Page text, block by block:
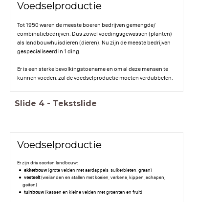
Voedselproductie
Tot 1950 waren de meeste boeren bedrijven gemengde/
combinatiebedrijven. Dus zowel voedingsgewassen (planten)
als landbouwhuisdieren (dieren). Nu zijn de meeste bedrijven
gespecialiseerd in 1 ding.
Er is een sterke bevolkingstoename en om al deze mensen te
kunnen voeden, zal de voedselproductie moeten verdubbelen.
Slide 4 - Tekstslide
Voedselproductie
Er zijn drie soorten landbouw:
akkerbouw(grote velden met aardappels, suikerbieten, graan)
veeteelt(weilanden en stallen met koeien, varkens, kippen, schapen,
geiten)
tuinbouw(kassen en kleine velden met groenten en fruit)